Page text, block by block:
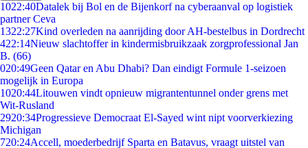
1022:40Datalek bij Bol en de Bijenkorf na cyberaanval op logistiek
partner Ceva
1322:27Kind overleden na aanrijding door AH-bestelbus in Dordrecht
422:14Nieuw slachtoffer in kindermisbruikzaak zorgprofessional Jan
B. (66)
020:49Geen Qatar en Abu Dhabi? Dan eindigt Formule 1-seizoen
mogelijk in Europa
1020:44Litouwen vindt opnieuw migrantentunnel onder grens met
Wit-Rusland
2920:34Progressieve Democraat El-Sayed wint nipt voorverkiezing
Michigan
720:24Accell, moederbedrijf Sparta en Batavus, vraagt uitstel van